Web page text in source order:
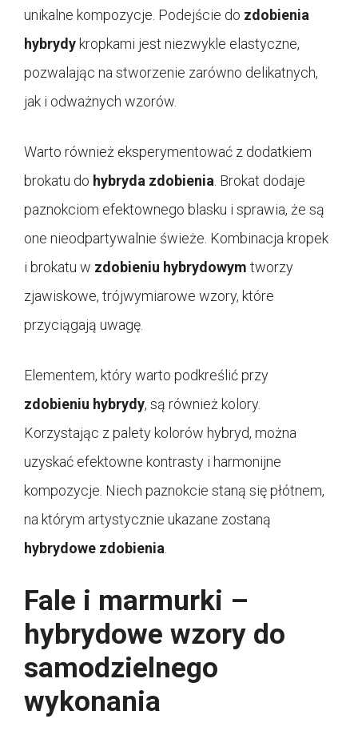
unikalne kompozycje. Podejście do zdobienia
hybrydy kropkami jest niezwykle elastyczne,
pozwalając na stworzenie zarówno delikatnych,
jak i odważnych wzorów.
Warto również eksperymentować z dodatkiem
brokatu do hybryda zdobienia . Brokat dodaje
paznokciom efektownego blasku i sprawia, że są
one nieodpartywalnie świeże. Kombinacja kropek
i brokatu w zdobieniu hybrydowym tworzy
zjawiskowe, trójwymiarowe wzory, które
przyciągają uwagę.
Elementem, który warto podkreślić przy
zdobieniu hybrydy, są również kolory.
Korzystając z palety kolorów hybryd, można
uzyskać efektowne kontrasty i harmonijne
kompozycje. Niech paznokcie staną się płótnem,
na którym artystycznie ukazane zostaną
hybrydowe zdobienia
Fale i marmurki –
hybrydowe wzory do
samodzielnego
wykonania